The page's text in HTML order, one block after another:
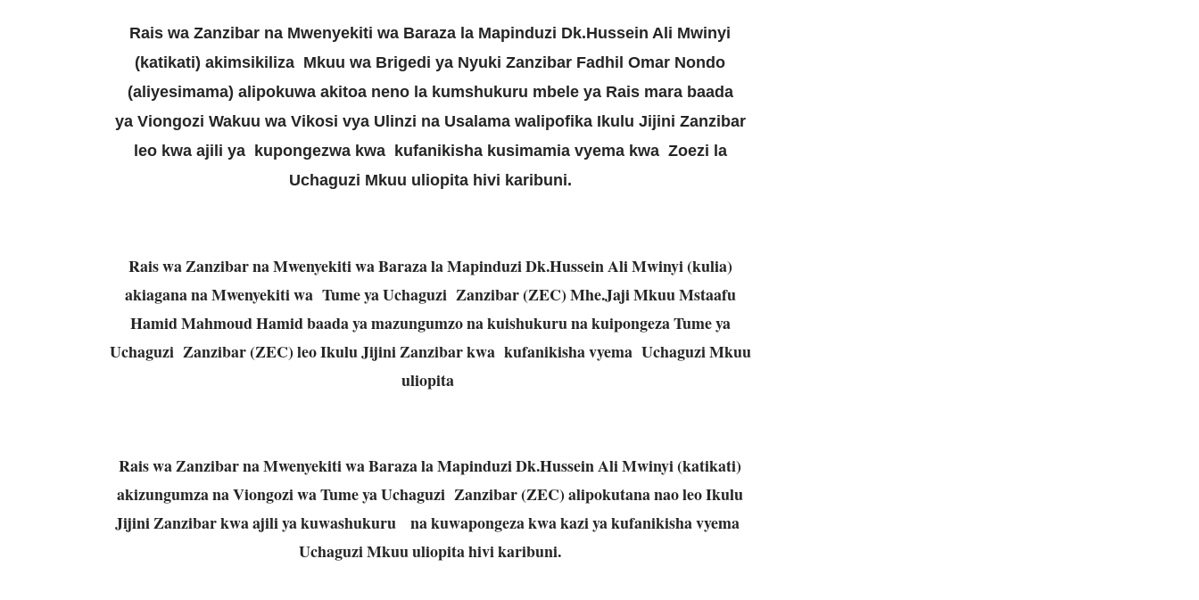
Rais wa Zanzibar na Mwenyekiti wa Baraza la Mapinduzi Dk.Hussein Ali Mwinyi
(katikati) akimsikiliza Mkuu wa Brigedi ya Nyuki Zanzibar Fadhil Omar Nondo
(aliyesimama) alipokuwa akitoa neno la kumshukuru mbele ya Rais mara baada
ya Viongozi Wakuu wa Vikosi vya Ulinzi na Usalama walipofika Ikulu Jijini Zanzibar
leo kwa ajili ya kupongezwa kwa kufanikisha kusimamia vyema kwa Zoezi la
Uchaguzi Mkuu uliopita hivi karibuni.
Rais wa Zanzibar na Mwenyekiti wa Baraza la Mapinduzi Dk.Hussein Ali Mwinyi (kulia)
akiagana na Mwenyekiti wa Tume ya Uchaguzi Zanzibar (ZEC) Mhe.Jaji Mkuu Mstaafu
Hamid Mahmoud Hamid baada ya mazungumzo na kuishukuru na kuipongeza Tume ya
Uchaguzi Zanzibar (ZEC) leo Ikulu Jijini Zanzibar kwa kufanikisha vyema Uchaguzi Mkuu
uliopita
Rais wa Zanzibar na Mwenyekiti wa Baraza la Mapinduzi Dk.Hussein Ali Mwinyi (katikati)
akizungumza na Viongozi wa Tume ya Uchaguzi Zanzibar (ZEC) alipokutana nao leo Ikulu
Jijini Zanzibar kwa ajili ya kuwashukuru na kuwapongeza kwa kazi ya kufanikisha vyema
Uchaguzi Mkuu uliopita hivi karibuni.